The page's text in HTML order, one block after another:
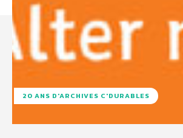
20 ANS D'ARCHIVES C'DURABLES